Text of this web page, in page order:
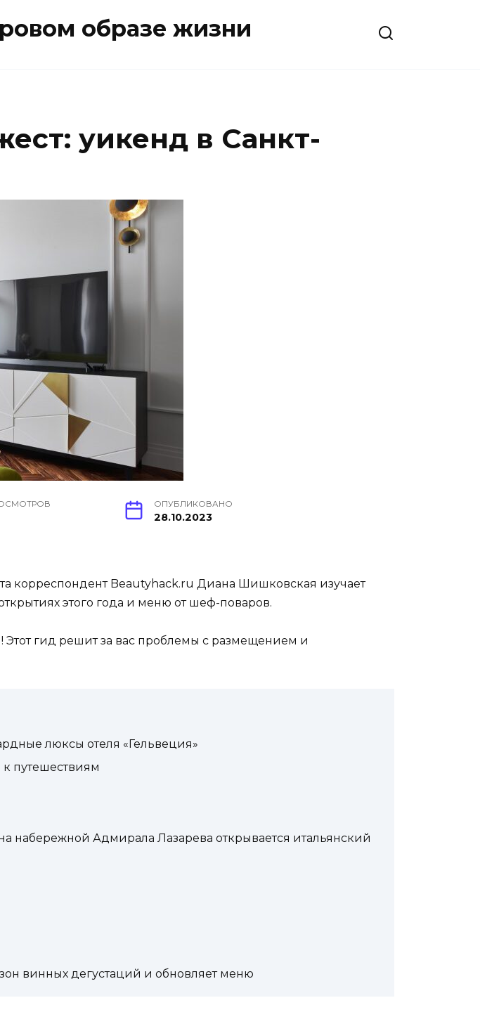
образе жизни
уикенд в Санкт-
ОПУБЛИКОВАНО
28.10.2023
корреспондент Beautyhack.ru Диана Шишковская изучает
этого года и меню от шеф-поваров.
Этот гид решит за вас проблемы с размещением и
люксы отеля «Гельвеция»
путешествиям
набережной Адмирала Лазарева открывается итальянский
винных дегустаций и обновляет меню